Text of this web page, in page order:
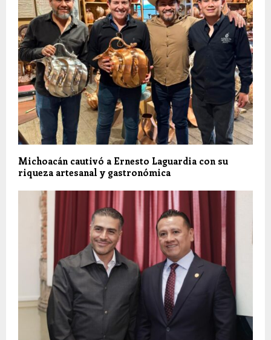
Michoacán cautivó a Ernesto Laguardia con su
riqueza artesanal y gastronómica